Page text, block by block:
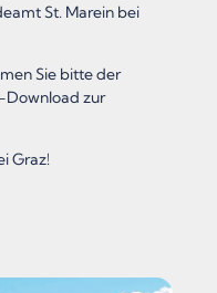
St. Marein bei
Sie bitte der
Download zur
Graz!